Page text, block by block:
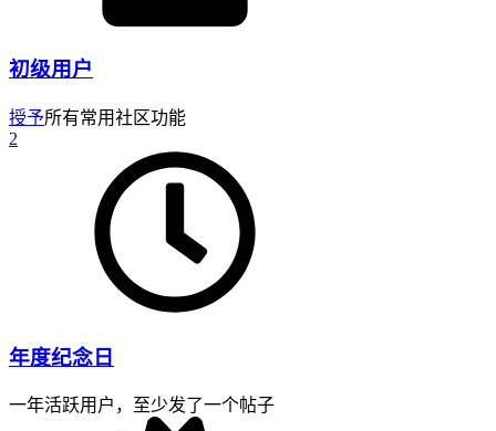
初级用户
授予所有常用社区功能
2
年度纪念日
一年活跃用户，至少发了一个帖子